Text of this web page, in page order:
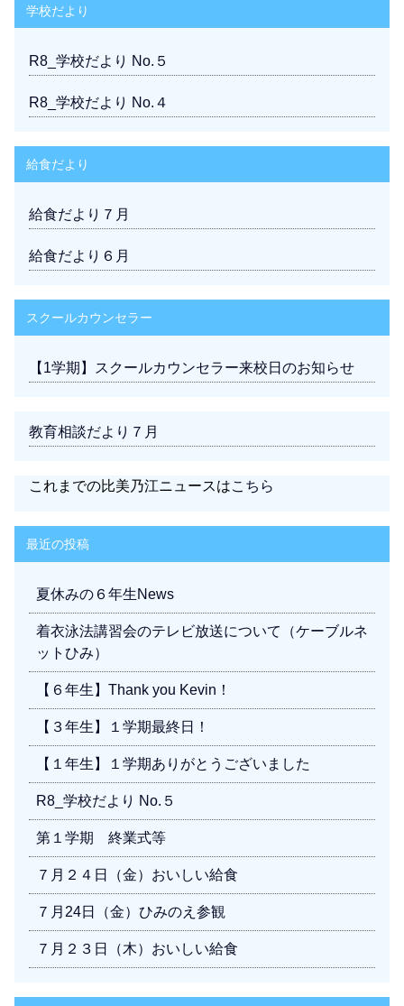
学校だより
R8_学校だより No.５
R8_学校だより No.４
給食だより
給食だより７月
給食だより６月
スクールカウンセラー
【1学期】スクールカウンセラー来校日のお知らせ
教育相談だより７月
これまでの比美乃江ニュースはこちら
最近の投稿
夏休みの６年生News
着衣泳法講習会のテレビ放送について（ケーブルネ
ットひみ）
【６年生】Thank you Kevin！
【３年生】１学期最終日！
【１年生】１学期ありがとうございました
R8_学校だより No.５
第１学期 終業式等
７月２４日（金）おいしい給食
７月24日（金）ひみのえ参観
７月２３日（木）おいしい給食